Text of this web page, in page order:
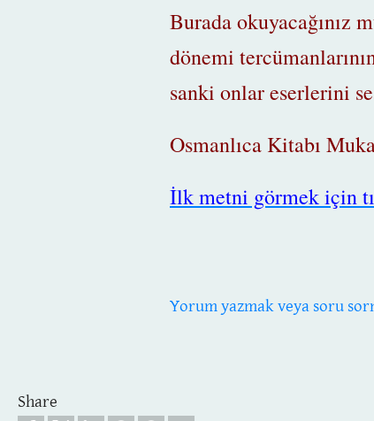
Burada okuyacağınız
dönemi
sanki onlar eserlerini
Osmanlıca Kitabı
İlk metni görmek için
Yorum yazmak veya soru
Share